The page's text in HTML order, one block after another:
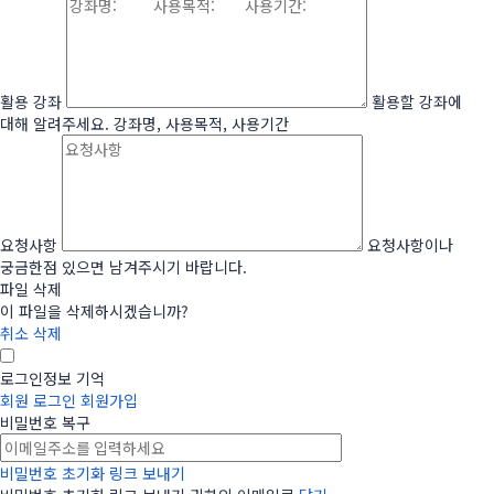
활용 강좌
활용할 강좌에
대해 알려주세요. 강좌명, 사용목적, 사용기간
요청사항
요청사항이나
궁금한점 있으면 남겨주시기 바랍니다.
파일 삭제
이 파일을 삭제하시겠습니까?
취소 삭제
로그인정보 기억
회원 로그인 회원가입
비밀번호 복구
비밀번호 초기화 링크 보내기